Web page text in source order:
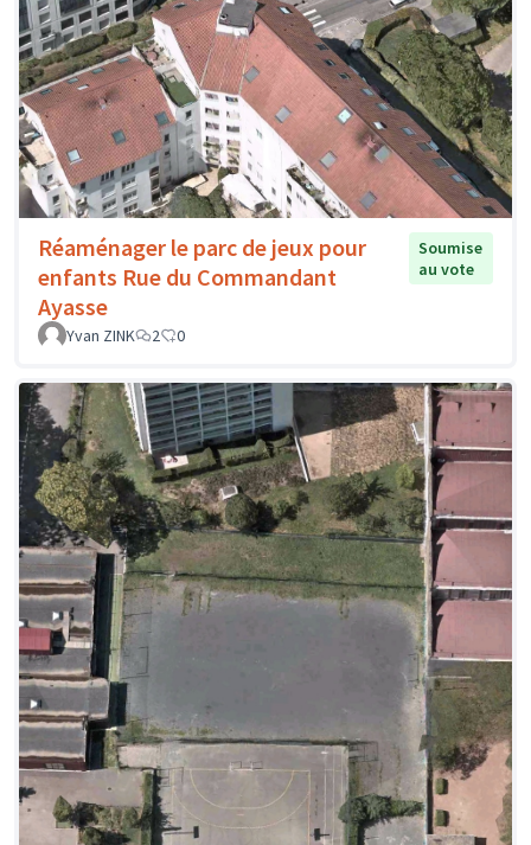
Réaménager le parc de jeux pour
enfants Rue du Commandant
Ayasse
Soumise
au vote
Yvan ZINK 2 0